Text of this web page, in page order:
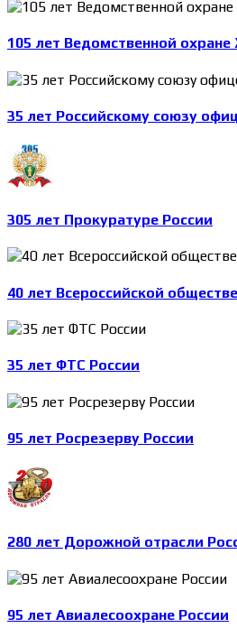
105 лет Ведомственной
35 лет Российскому союзу
305 лет Прокуратуре России
40 лет Всероссийской
35 лет ФТС России
95 лет Росрезерву России
280 лет Дорожной отрасли
95 лет Авиалесоохране России